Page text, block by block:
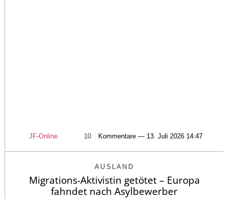
JF-Online 10 Kommentare — 13. Juli 2026 14:47
AUSLAND
Migrations-Aktivistin getötet – Europa
fahndet nach Asylbewerber